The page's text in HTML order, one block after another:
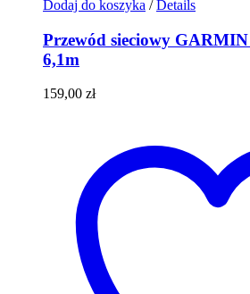
Dodaj do koszyka / Details
Przewód sieciowy
6,1m
159,00 zł